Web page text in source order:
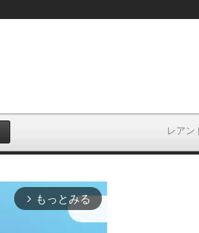
レアン
arrow_forward_ios もっとみる